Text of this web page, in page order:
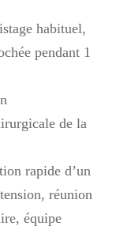
habituel,
pendant 1
de la
rapide d’un
réunion
équipe